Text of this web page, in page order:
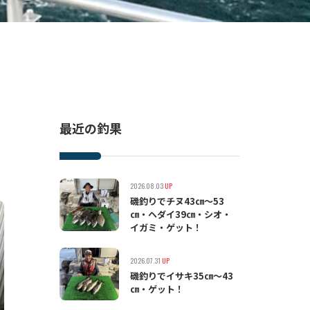
最近の釣果
2026.08.03UP
磯釣りでチヌ43㎝〜53
㎝・ヘダイ39㎝・シオ・
イガミ・ゲット！
2026.07.31 UP
磯釣りでイサキ35㎝〜43
㎝・ゲット！